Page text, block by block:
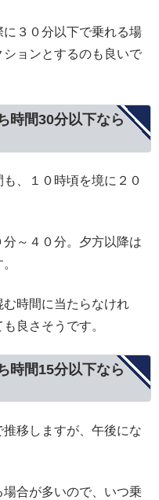
３０分以下で乗れる場
ョンとするのも良いで
時間30分以下なら
、１０時頃を境に２０
～４０分。夕方以降は
時間に当たらなけれ
良さそうです。
時間15分以下なら
移しますが、午後にな
合が多いので、いつ乗